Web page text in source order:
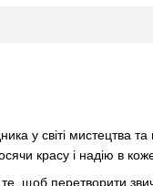
у світі
красу і надію в
щоб перетворити